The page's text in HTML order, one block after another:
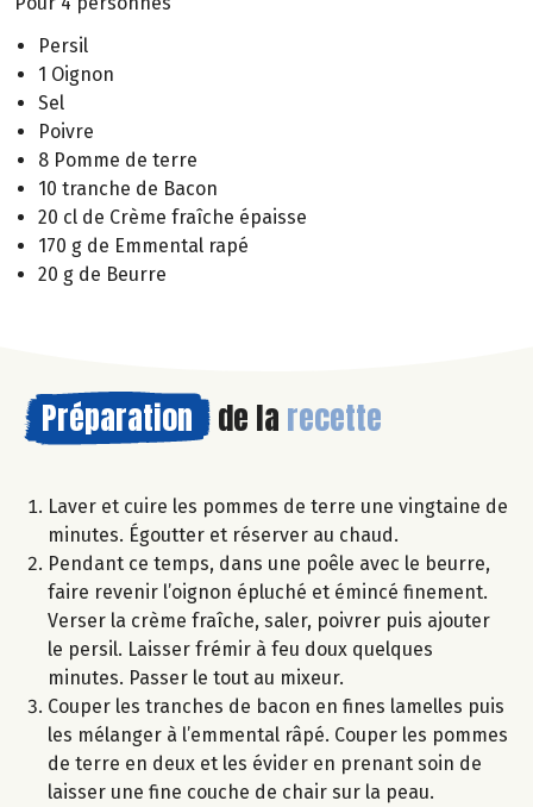
Persil
1 Oignon
Sel
Poivre
8 Pomme de terre
10 tranche de Bacon
20 cl de Crème fraîche épaisse
170 g de Emmental rapé
20 g de Beurre
Préparation de la recette
Laver et cuire les pommes de terre une vingtaine de
minutes. Égoutter et réserver au chaud.
Pendant ce temps, dans une poêle avec le beurre,
faire revenir l’oignon épluché et émincé finement.
Verser la crème fraîche, saler, poivrer puis ajouter
le persil. Laisser frémir à feu doux quelques
minutes. Passer le tout au mixeur.
Couper les tranches de bacon en fines lamelles puis
les mélanger à l’emmental râpé. Couper les pommes
de terre en deux et les évider en prenant soin de
laisser une fine couche de chair sur la peau.